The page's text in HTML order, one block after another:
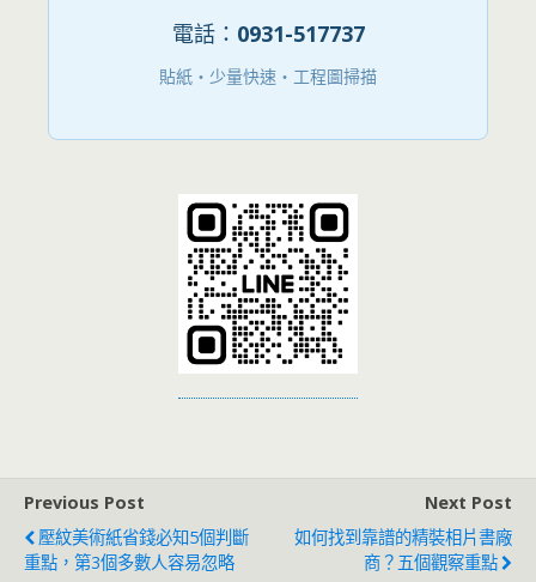
電話： 0931-517737
貼紙・少量快速・工程圖掃描
Previous Post
壓紋美術紙省錢必知5個判斷
重點，第3個多數人容易忽略
Next Post
如何找到靠譜的精裝相片書廠
商？五個觀察重點